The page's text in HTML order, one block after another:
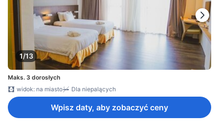
1/13
Maks. 3 dorosłych
widok: na miasto
Dla niepalących
Wpisz daty, aby zobaczyć ceny